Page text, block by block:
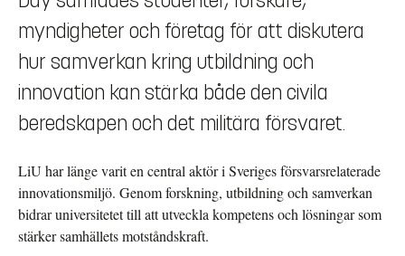
myndigheter och företag för att diskutera
hur samverkan kring utbildning och
innovation kan stärka både den civila
beredskapen och det militära försvaret.
LiU har länge varit en central aktör i Sveriges försvarsrelaterade
innovationsmiljö. Genom forskning, utbildning och samverkan
bidrar universitetet till att utveckla kompetens och lösningar som
stärker samhällets motståndskraft.